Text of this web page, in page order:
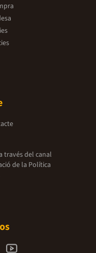
través del canal
de la Política